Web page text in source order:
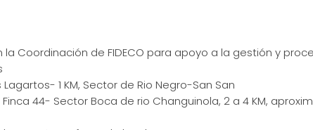
Coordinación de FIDECO para apoyo a la gestión y
1 KM, Sector de Rio Negro-San San
44- Sector Boca de rio Changuinola, 2 a 4 KM,